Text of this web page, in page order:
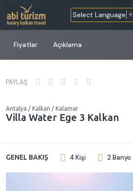
Select Language ▼
Fiyatlar Açıklama
PAYLAŞ
Antalya / Kalkan / Kalamar
Villa Water Ege 3 Kalkan
GENEL BAKIŞ 4 Kişi 2 Banyo